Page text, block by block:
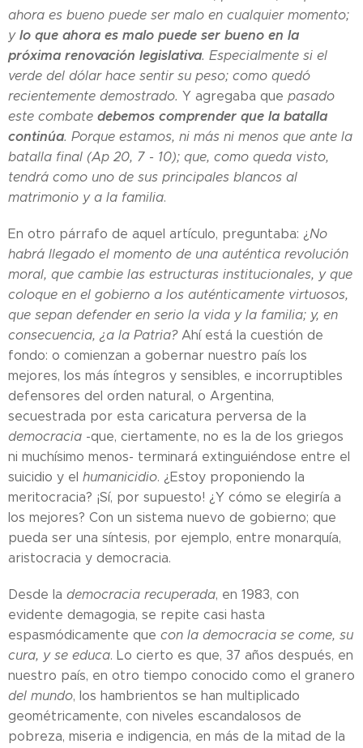
ahora es bueno puede ser malo en cualquier momento;
y lo que ahora es malo puede ser bueno en la
próxima renovación legislativa. Especialmente si el
verde del dólar hace sentir su peso; como quedó
recientemente demostrado. Y agregaba que pasado
este combate debemos comprender que la batalla
continúa. Porque estamos, ni más ni menos que ante la
batalla final (Ap 20, 7 - 10); que, como queda visto,
tendrá como uno de sus principales blancos al
matrimonio y a la familia.
En otro párrafo de aquel artículo, preguntaba: ¿No
habrá llegado el momento de una auténtica revolución
moral, que cambie las estructuras institucionales, y que
coloque en el gobierno a los auténticamente virtuosos,
que sepan defender en serio la vida y la familia; y, en
consecuencia, ¿a la Patria? Ahí está la cuestión de
fondo: o comienzan a gobernar nuestro país los
mejores, los más íntegros y sensibles, e incorruptibles
defensores del orden natural, o Argentina,
secuestrada por esta caricatura perversa de la
democracia -que, ciertamente, no es la de los griegos
ni muchísimo menos- terminará extinguiéndose entre el
suicidio y el humanicidio. ¿Estoy proponiendo la
meritocracia? ¡Sí, por supuesto! ¿Y cómo se elegiría a
los mejores? Con un sistema nuevo de gobierno; que
pueda ser una síntesis, por ejemplo, entre monarquía,
aristocracia y democracia.
Desde la democracia recuperada, en 1983, con
evidente demagogia, se repite casi hasta
espasmódicamente que con la democracia se come, su
cura, y se educa. Lo cierto es que, 37 años después, en
nuestro país, en otro tiempo conocido como el granero
del mundo, los hambrientos se han multiplicado
geométricamente, con niveles escandalosos de
pobreza, miseria e indigencia, en más de la mitad de la